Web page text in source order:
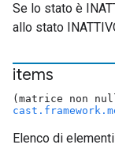
Se lo stato è
allo stato
items
(matrice non
Elenco di